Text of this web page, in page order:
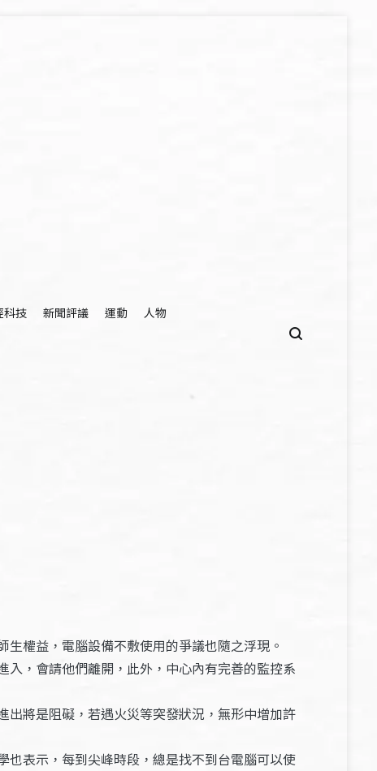
科技 新聞評議 運動 人物
權益，電腦設備不敷使用的爭議也隨之浮現。
，會請他們離開，此外，中心內有完善的監控系
將是阻礙，若遇火災等突發狀況，無形中增加許
也表示，每到尖峰時段，總是找不到台電腦可以使